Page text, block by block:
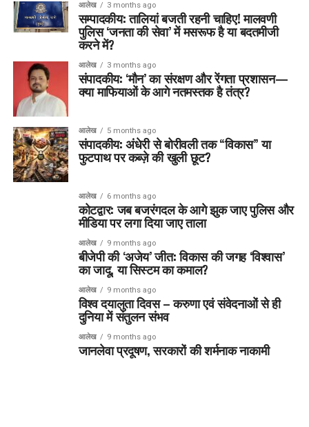
आलेख 3 months ago
सम्पादकीय: तालियां बजती रहनी चाहिए! मालवणी
पुलिस ‘जनता की सेवा’ में मसरूफ है या बदतमीजी
करने में?
आलेख 3 months ago
संपादकीय: ‘मौन’ का संरक्षण और रेंगता प्रशासन—
क्या माफियाओं के आगे नतमस्तक है तंत्र?
आलेख 5 months ago
संपादकीय: अंधेरी से बोरीवली तक “विकास” या
फुटपाथ पर कब्ज़े की खुली छूट?
आलेख 6 months ago
कोटद्वार: जब बजरंगदल के आगे झुक जाए पुलिस और
मीडिया पर लगा दिया जाए ताला
आलेख 9 months ago
बीजेपी की ‘अजेय’ जीत: विकास की जगह ‘विश्वास’
का जादू, या सिस्टम का कमाल?
आलेख 9 months ago
विश्व दयालुता दिवस – करुणा एवं संवेदनाओं से ही
दुनिया में संतुलन संभव
आलेख 9 months ago
जानलेवा प्रदूषण, सरकारों की शर्मनाक नाकामी